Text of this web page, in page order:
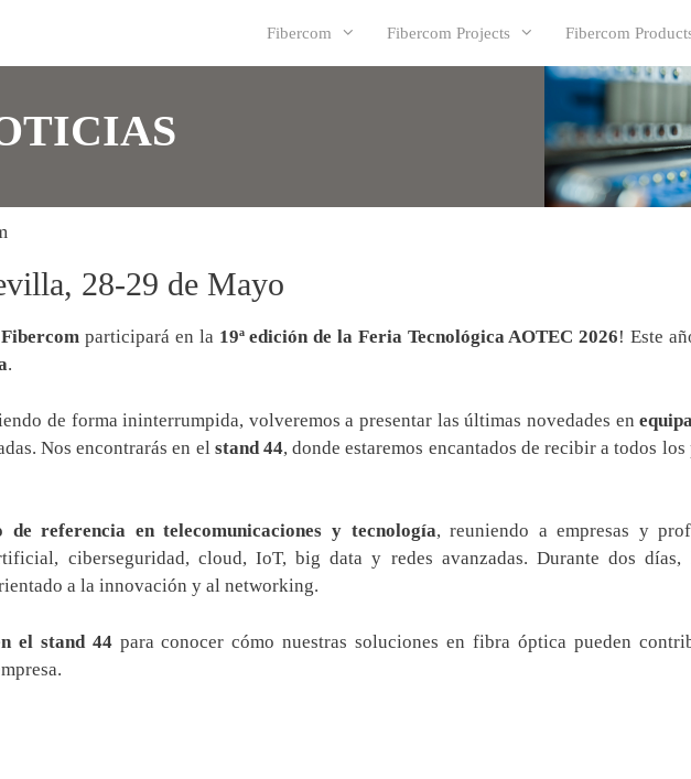
Fibercom Fibercom Projects Fibercom
28-29 de Mayo
Fibercom participará en la 19ª edición de la Feria Tecnológica AOTEC 2026! Este
.
de forma ininterrumpida, volveremos a presentar las últimas novedades en
Nos encontrarás en el stand 44, donde estaremos encantados de recibir a todos
de referencia en telecomunicaciones y tecnología, reuniendo a empresas y
ciberseguridad, cloud, IoT, big data y redes avanzadas. Durante dos
a la innovación y al networking.
el stand 44para conocer cómo nuestras soluciones en fibra óptica pueden